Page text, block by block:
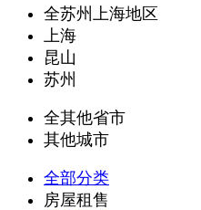
全苏州上海地区
上海
昆山
苏州
全其他省市
其他城市
全部分类
房屋租售